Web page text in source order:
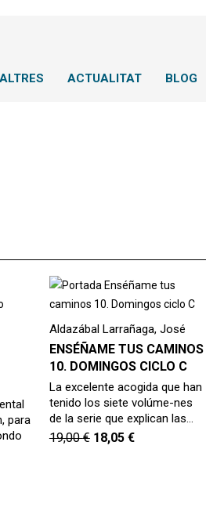
ACTUALITAT BLOG
para
Aldazábal Larrañaga, José
ENSÉÑAME TUS CAMINOS
10. DOMINGOS CICLO C
La excelente acogida que han
tenido los siete volúme-nes
de la serie que explican las…
19,00€ 18,05 €